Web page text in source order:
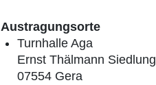
Austragungsorte
Turnhalle Aga
Ernst Thälmann
07554 Gera